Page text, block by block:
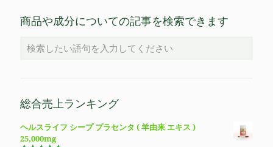
商品や成分についての記事を検索できます
総合売上ランキング
ヘルスライフ シープ プラセンタ ( 羊由来 エキス )
25,000mg